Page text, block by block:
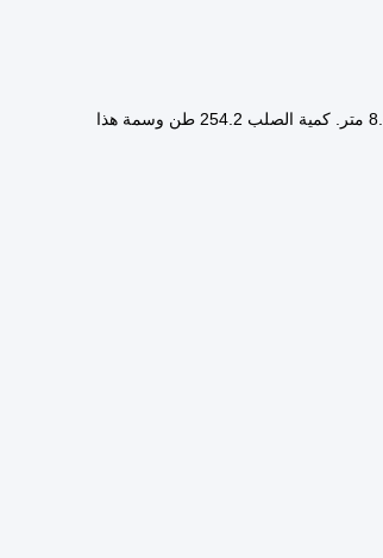
مشروع أوروغواي يصل مساحته إلى 4587 متر مربع مع امتداد 50.42 متر، وارتفاع الشعب 7.65 متر وارتفاع التلال 8.8 متر. كمية الصلب 254.2 طن وسمة هذا